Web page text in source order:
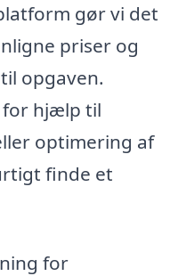
gør vi det
priser og
opgaven.
for hjælp til
optimering af
finde et
for